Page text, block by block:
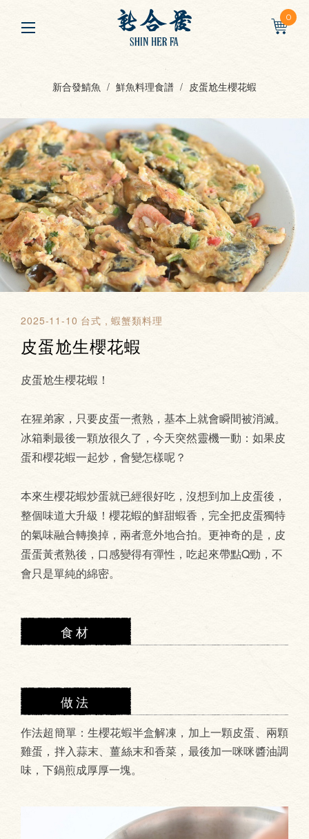
0
新合發鯖魚 鮮魚料理食譜 皮蛋尬生櫻花蝦
2025-11-10 台式 蝦蟹類料理
皮蛋尬生櫻花蝦
皮蛋尬生櫻花蝦！
在猩弟家，只要皮蛋一煮熟，基本上就會瞬間被消滅。
冰箱剩最後一顆放很久了，今天突然靈機一動：如果皮
蛋和櫻花蝦一起炒，會變怎樣呢？
本來生櫻花蝦炒蛋就已經很好吃，沒想到加上皮蛋後，
整個味道大升級！櫻花蝦的鮮甜蝦香，完全把皮蛋獨特
的氣味融合轉換掉，兩者意外地合拍。更神奇的是，皮
蛋蛋黃煮熟後，口感變得有彈性，吃起來帶點Q勁，不
會只是單純的綿密。
食材
做法
作法超簡單：生櫻花蝦半盒解凍，加上一顆皮蛋、兩顆
雞蛋，拌入蒜末、薑絲末和香菜，最後加一咪咪醬油調
味，下鍋煎成厚厚一塊。